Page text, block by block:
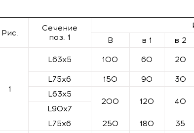
Рис.
Сечение
поз. 1
B в 1 в 2
1
L63x5 100 60
20
L75x6 150 90 30
L63x5
200 120 40
L90x7
L75x6 250 180 35